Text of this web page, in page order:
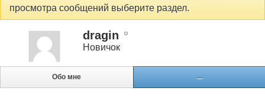
просмотра сообщений выберите раздел.
dragin
Новичок
Обо мне ...